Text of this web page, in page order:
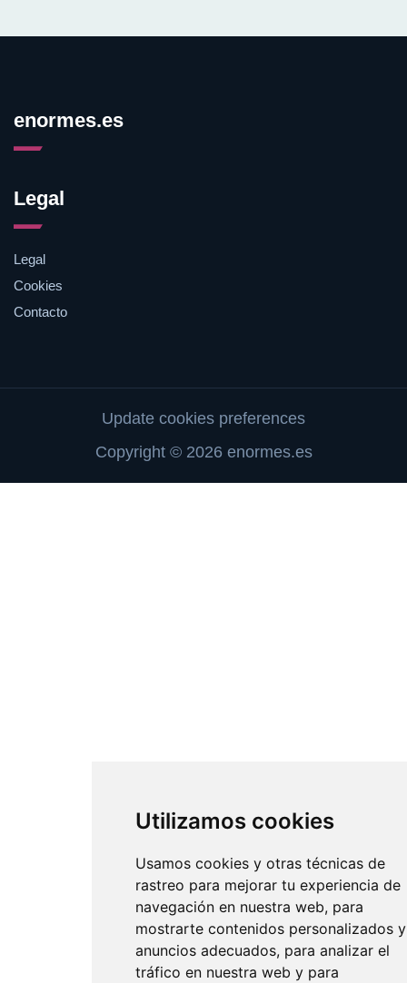
Utilizamos cookies
Usamos cookies y otras técnicas de
rastreo para mejorar tu experiencia de
navegación en nuestra web, para
mostrarte contenidos personalizados y
anuncios adecuados, para analizar el
tráfico en nuestra web y para
enormes.es
Legal
Legal
Cookies
Contacto
Update cookies preferences
Copyright © 2026 enormes.es